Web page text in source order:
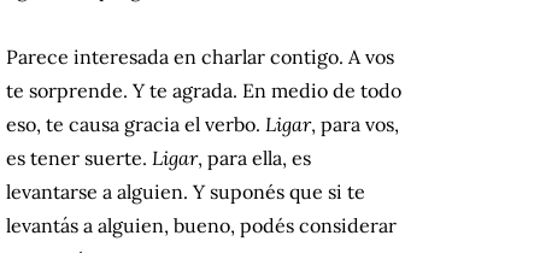
Parece interesada en charlar contigo. A vos
te sorprende. Y te agrada. En medio de todo
eso, te causa gracia el verbo. Ligar, para vos,
es tener suerte. Ligar, para ella, es
levantarse a alguien. Y suponés que si te
levantás a alguien, bueno, podés considerar